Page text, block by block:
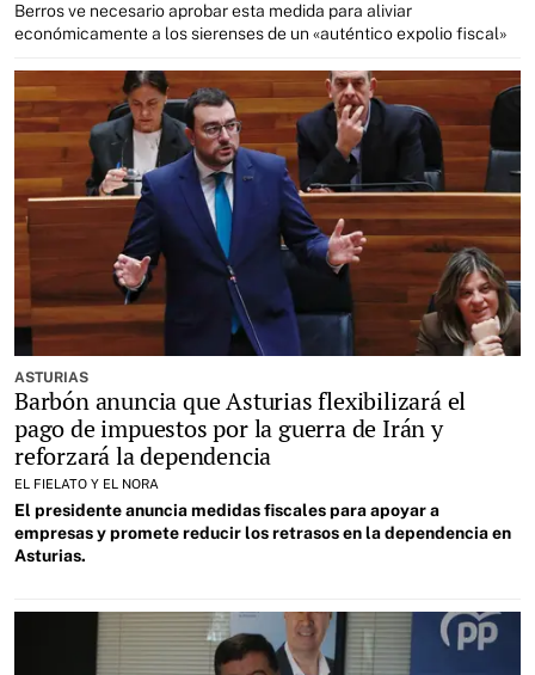
Berros ve necesario aprobar esta medida para aliviar
económicamente a los sierenses de un «auténtico expolio fiscal»
ASTURIAS
Barbón anuncia que Asturias flexibilizará el
pago de impuestos por la guerra de Irán y
reforzará la dependencia
EL FIELATO Y EL NORA
El presidenteanuncia medidas fiscales para apoyar a
empresas y promete reducir los retrasos en la dependencia en
Asturias.